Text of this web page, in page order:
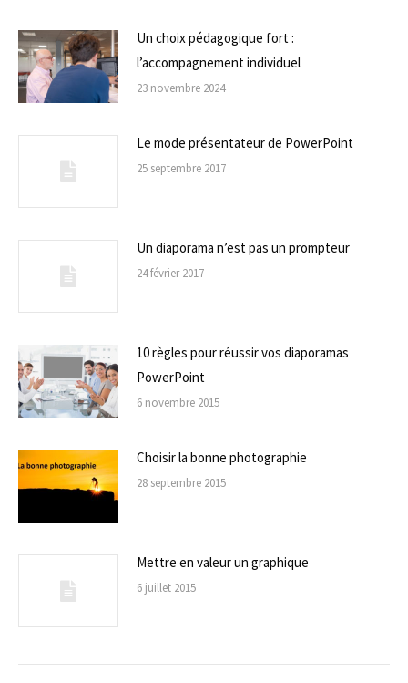
Un choix pédagogique fort :
l’accompagnement individuel
23 novembre 2024
Le mode présentateur de PowerPoint
25 septembre 2017
Un diaporama n’est pas un prompteur
24 février 2017
10 règles pour réussir vos diaporamas
PowerPoint
6 novembre 2015
Choisir la bonne photographie
28 septembre 2015
Mettre en valeur un graphique
6 juillet 2015